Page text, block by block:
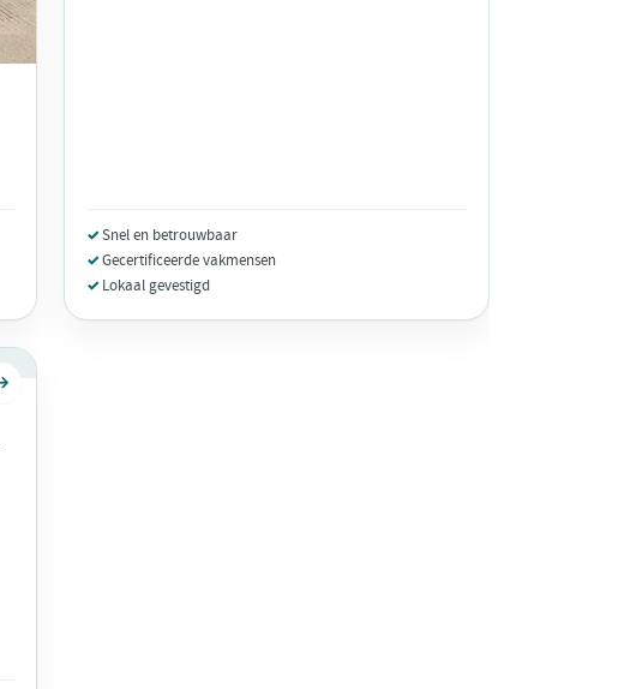
Snel en betrouwbaar
Gecertificeerde vakmensen
Lokaal gevestigd